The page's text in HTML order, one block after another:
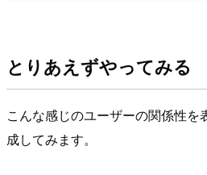
とりあえずやってみる
こんな感じのユーザーの関係性
成してみます。